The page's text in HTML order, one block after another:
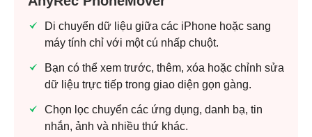
Di chuyển dữ liệu giữa các iPhone hoặc sang
máy tính chỉ với một cú nhấp chuột.
Bạn có thể xem trước, thêm, xóa hoặc chỉnh sửa
dữ liệu trực tiếp trong giao diện gọn gàng.
Chọn lọc chuyển các ứng dụng, danh bạ, tin
nhắn, ảnh và nhiều thứ khác.